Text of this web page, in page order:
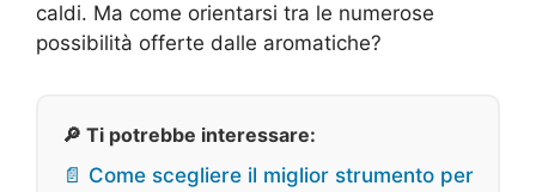
caldi. Ma come orientarsi tra le numerose
possibilità offerte dalle aromatiche?
🔎 Ti potrebbe interessare:
📄 Come scegliere il miglior strumento per